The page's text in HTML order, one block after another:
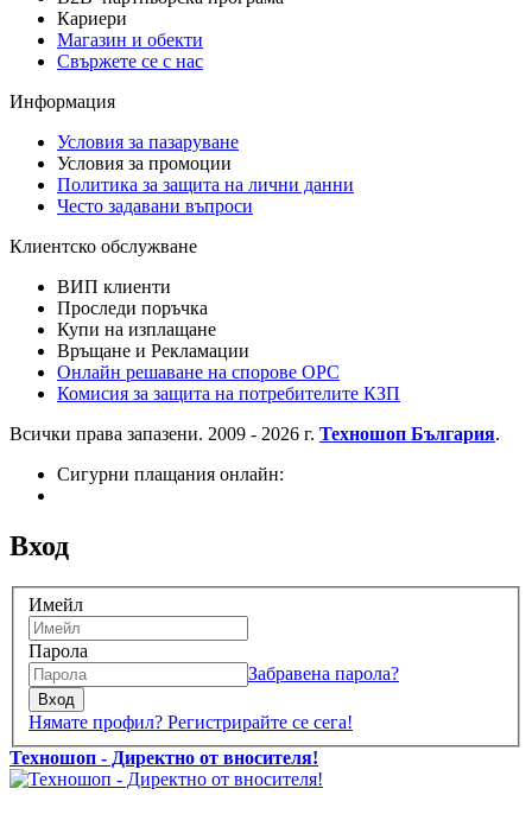
Кариери
Магазин и обекти
Свържете се с нас
Информация
Условия за пазаруване
Условия за промоции
Политика за защита на лични данни
Често задавани въпроси
Клиентско обслужване
ВИП клиенти
Проследи поръчка
Купи на изплащане
Връщане и Рекламации
Онлайн решаване на спорове OPC
Комисия за защита на потребителите КЗП
Всички права запазени. 2009 - 2026 г. Техношоп България.
Сигурни плащания онлайн:
Вход
Имейл
Парола
Забравена парола?
Вход
Нямате профил? Регистрирайте се сега!
Техношоп - Директно от вносителя!